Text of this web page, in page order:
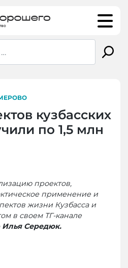
кузбасских
по 1,5 млн
проектов,
применение и
жизни Кузбасса и
в своем ТГ-канале
Илья Середюк.